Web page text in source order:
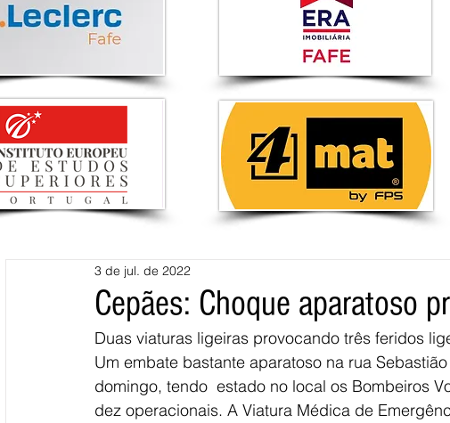
Cepães: Choque aparatoso
3 de jul. de 2022
Duas viaturas ligeiras provocando três feridos
Um embate bastante aparatoso na rua
domingo, tendo  estado no local os Bombeiros
dez operacionais. A Viatura Médica de